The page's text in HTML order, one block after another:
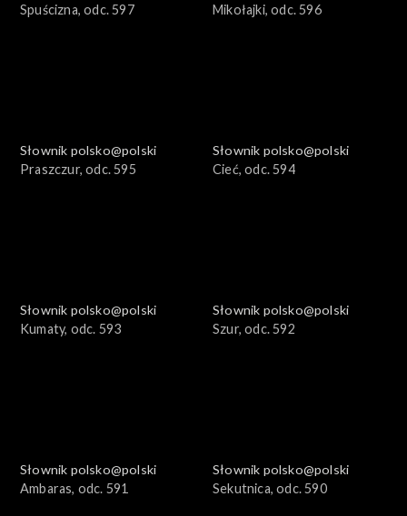
Spuścizna, odc. 597
Mikołajki, odc. 596
Słownik polsko@polski
Praszczur, odc. 595
Słownik polsko@polski
Cieć, odc. 594
Słownik polsko@polski
Kumaty, odc. 593
Słownik polsko@polski
Szur, odc. 592
Słownik polsko@polski
Ambaras, odc. 591
Słownik polsko@polski
Sekutnica, odc. 590